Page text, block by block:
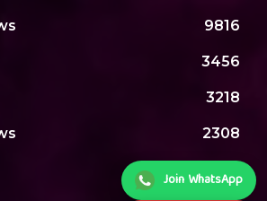
9816
3456
3218
2308
Join WhatsApp